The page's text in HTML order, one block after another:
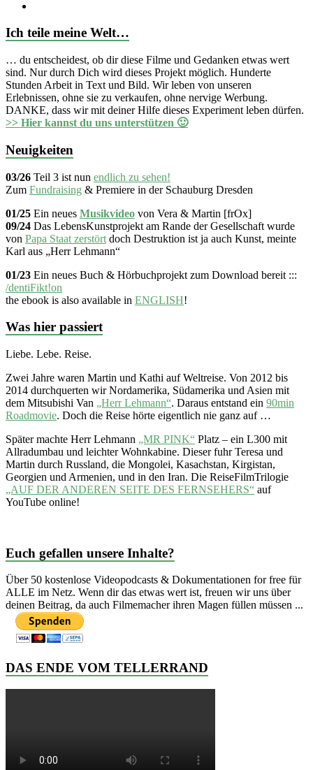
Ich teile meine Welt…
… du entscheidest, ob dir diese Filme und Gedanken etwas wert
sind. Nur durch Dich wird dieses Projekt möglich. Hunderte
Stunden Arbeit in Text und Bild. Wir leben von unseren
Erlebnissen, ohne sie zu verkaufen, ohne nervige Werbung.
DANKE, dass wir mit deiner Hilfe dieses Experiment leben dürfen.
>> Hier kannst du uns unterstützen 🙂
Neuigkeiten
03/26 Teil 3 ist nun endlich zu sehen!
Zum Fundraising & Premiere in der Schauburg Dresden
01/25 Ein neues Musikvideo von Vera & Martin [frOx]
09/24 Das LebensKunstprojekt am Rande der Gesellschaft wurde
von Papa Staat zerstört doch Destruktion ist ja auch Kunst, meinte
Karl aus „Herr Lehmann“
01/23 Ein neues Buch & Hörbuchprojekt zum Download bereit :::
/dentiFikt!on
the ebook is also available in ENGLISH!
Was hier passiert
Liebe. Lebe. Reise.
Zwei Jahre waren Martin und Kathi auf Weltreise. Von 2012 bis
2014 durchquerten wir Nordamerika, Südamerika und Asien mit
dem Mitsubishi Van „Herr Lehmann“. Daraus entstand ein 90min
Roadmovie. Doch die Reise hörte eigentlich nie ganz auf …
Später machte Herr Lehmann „MR PINK“ Platz – ein L300 mit
Allradumbau und leichter Wohnkabine. Dieser fuhr Teresa und
Martin durch Russland, die Mongolei, Kasachstan, Kirgistan,
Georgien und Armenien, und in den Iran. Die ReiseFilmTrilogie
„AUF DER ANDEREN SEITE DES FERNSEHERS“ auf
YouTube online!
Euch gefallen unsere Inhalte?
Über 50 kostenlose Videopodcasts & Dokumentationen for free für
ALLE im Netz. Wenn dir das etwas wert ist, freuen wir uns über
deinen Beitrag, da auch Filmemacher ihren Magen füllen müssen ...
DAS ENDE VOM TELLERRAND